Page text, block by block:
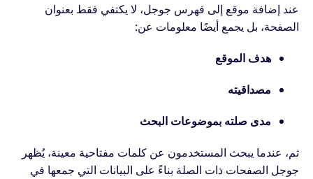
عند إضافة موقع إلى فهرس جوجل، لا يكتفي فقط بعنوان
الصفحة، بل يجمع أيضًا معلومات عن:
هدف الموقع
مصداقيته
مدى صلته بموضوعات البحث
ثم، عندما يبحث المستخدمون عن كلمات مفتاحية معينة، يُظهر
جوجل الصفحات ذات الصلة بناءً على البيانات التي جمعها في